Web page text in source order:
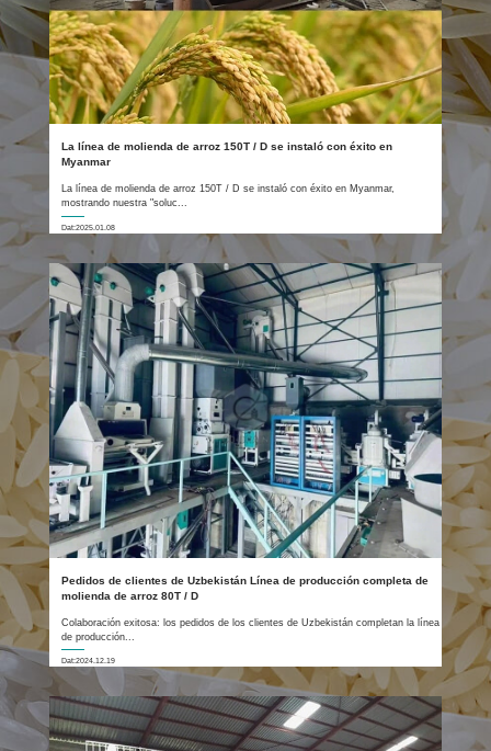
La línea de molienda de arroz 150T / D se instaló con éxito en
Myanmar
La línea de molienda de arroz 150T / D se instaló con éxito en Myanmar,
mostrando nuestra "soluc...
Dat:2025.01.08
Pedidos de clientes de Uzbekistán Línea de producción completa de
molienda de arroz 80T / D
Colaboración exitosa: los pedidos de los clientes de Uzbekistán completan la línea
de producción...
Dat:2024.12.19